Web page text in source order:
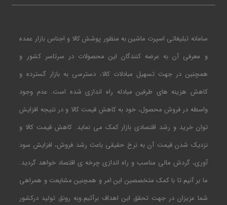
سامانه تبلیغاتی اسپرت ماشین به منظور پوشش کالا و اجناس بازار عمده
و معرفی آن به عرضه کنندگان این محصولات در سرتاسر کشور و
همچنین در جهت تسهیل مبادلات کالا، دسترسی به بازار گسترده و
کاهش هزینه های طرفین مبادله راه اندازی شده است. عدم وجود
واسطه در فروش محصول، خود به کاهش قیمت کالا و در نتیجه افزایش
توان خرید و رشد اقتصادی بازار کمک می نماید. کاهش قیمت کالا و
نزدیک شدن قیمت آن به نرخ حقیقی باعث رشد فروش، افزایش سود
آوری، گردش مالی مناسب و راه اندازی چرخه ی اقتصاد خواهد گردید.
ما بر آنیم تا با کمک متخصصین این امر و همچنین مشایعت و همراهی
شما عزیزان در جهت تحقق این اهداف برآئیم.وبه رونق تولید درکشور